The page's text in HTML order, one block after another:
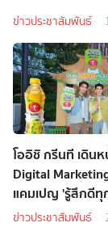
ข่าวประชาสัมพันธ์
โออิชิ กรีนที เดิน
Digital
แคมเปญ 'รู้สึกดีทุ
แอปโออิชิคลับ
ข่าวประชาสัมพันธ์